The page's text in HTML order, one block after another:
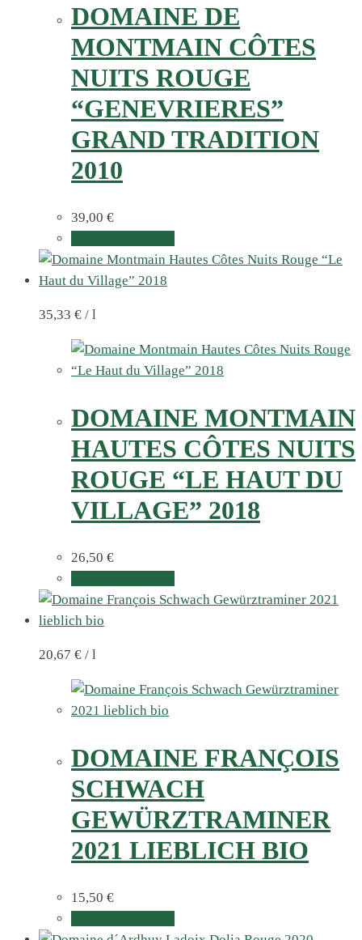
DOMAINE DE
MONTMAIN CÔTES
NUITS ROUGE
“GENEVRIERES”
GRAND TRADITION
2010
39,00 €
35,33 € / l
DOMAINE MONTMAIN
HAUTES CÔTES NUITS
ROUGE “LE HAUT DU
VILLAGE” 2018
26,50 €
20,67 € / l
DOMAINE FRANÇOIS
SCHWACH
GEWÜRZTRAMINER
2021 LIEBLICH BIO
15,50 €